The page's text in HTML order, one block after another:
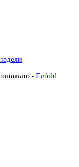
- Enfold